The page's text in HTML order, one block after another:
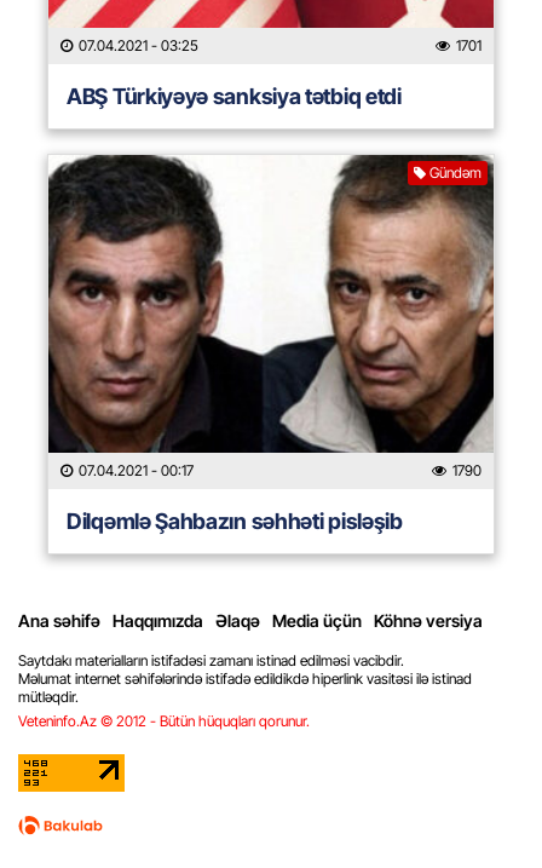
07.04.2021 - 03:25 1701
ABŞ Türkiyəyə sanksiya tətbiq etdi
Gündəm
07.04.2021 - 00:17 1790
Dilqəmlə Şahbazın səhhəti pisləşib
Ana səhifə Haqqımızda Əlaqə Media üçün Köhnə versiya
Saytdakı materialların istifadəsi zamanı istinad edilməsi vacibdir.
Məlumat internet səhifələrində istifadə edildikdə hiperlink vasitəsi ilə istinad
mütləqdir.
Veteninfo.Az © 2012 - Bütün hüquqları qorunur.